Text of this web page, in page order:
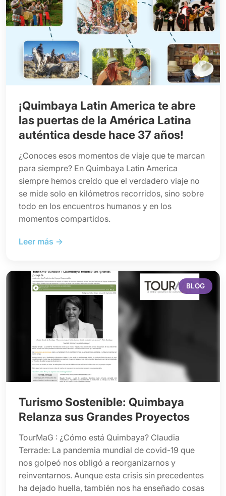
¡Quimbaya Latin America te abre
las puertas de la América Latina
auténtica desde hace 37 años!
¿Conoces esos momentos de viaje que te marcan
para siempre? En Quimbaya Latin America
siempre hemos creído que el verdadero viaje no
se mide solo en kilómetros recorridos, sino sobre
todo en los encuentros humanos y en los
momentos compartidos.
Leer más →
BLOG
Turismo Sostenible: Quimbaya
Relanza sus Grandes Proyectos
TourMaG : ¿Cómo está Quimbaya? Claudia
Terrade: La pandemia mundial de covid-19 que
nos golpeó nos obligó a reorganizarnos y
reinventarnos. Aunque esta crisis sin precedentes
ha dejado huella, también nos ha enseñado cosas